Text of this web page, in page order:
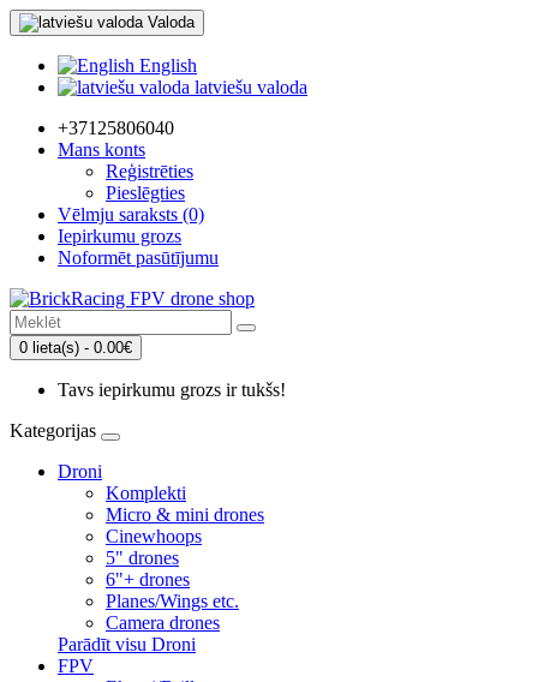
Valoda
English
latviešu valoda
+37125806040
Mans konts
Reģistrēties
Pieslēgties
Vēlmju saraksts (0)
Iepirkumu grozs
Noformēt pasūtījumu
0 lieta(s) - 0.00€
Tavs iepirkumu grozs ir tukšs!
Kategorijas
Droni
Komplekti
Micro & mini drones
Cinewhoops
5" drones
6"+ drones
Planes/Wings etc.
Camera drones
Parādīt visu Droni
FPV